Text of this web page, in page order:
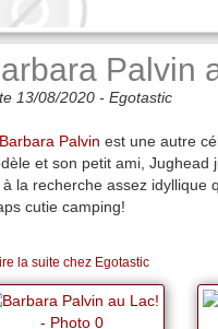
Palvin
13/08/2020 - Egotastic
Barbara Palvin est une autre
et son petit ami, Jughead
à la recherche assez idyllique
cutie camping!
la suite chez Egotastic